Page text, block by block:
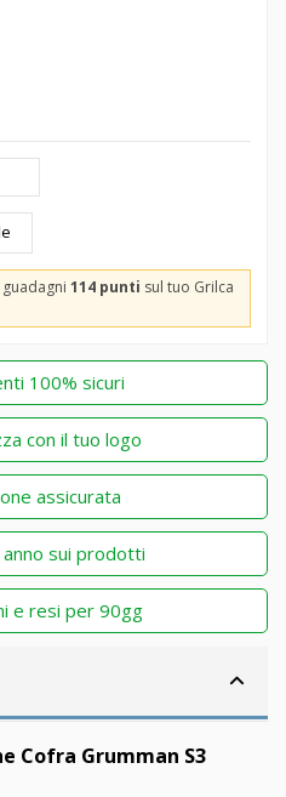
114 punti sul tuo Grilca
100% sicuri
con il tuo logo
assicurata
anno sui prodotti
e resi per 90gg
Cofra Grumman S3